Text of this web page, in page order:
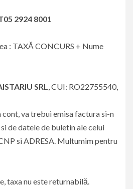
2924 8001
: TAXĂ CONCURS + Nume
SRL, CUI: RO22755540,
cont, va trebui emisa factura si-n
de datele de buletin ale celui
si ADRESA. Multumim pentru
taxa nu este returnabilă.